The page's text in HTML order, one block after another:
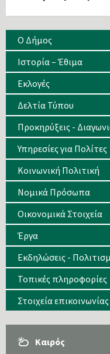
Ο Δήμος
Ιστορία – Έθιμα
Eκλογές
Δελτία Τύπου
Προκηρύξεις -
Υπηρεσίες για Πολίτες
Κοινωνική Πολιτική
Νομικά Πρόσωπα
Οικονομικά Στοιχεία
Έργα
Εκδηλώσεις -
Τοπικές πληροφορίες
Στοιχεία
Καιρός